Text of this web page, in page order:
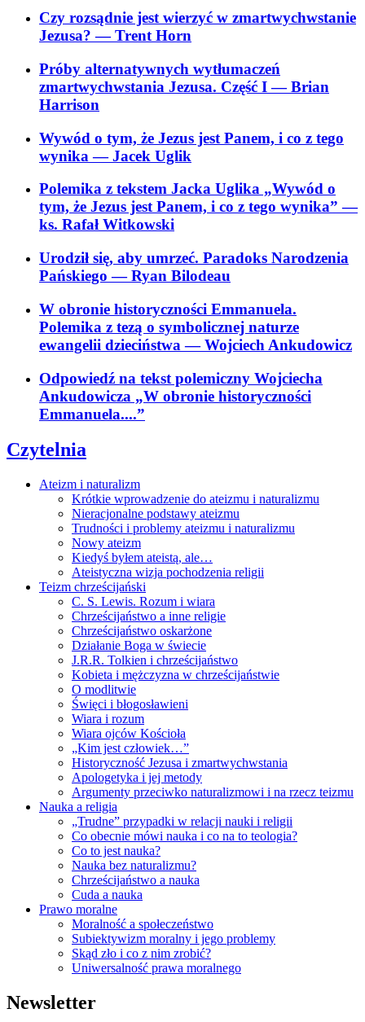
Czy rozsądnie jest wierzyć w zmartwychwstanie
Jezusa?— Trent Horn
Próby alternatywnych wytłumaczeń
zmartwychwstania Jezusa. Część I— Brian
Harrison
Wywód o tym, że Jezus jest Panem, i co z tego
wynika— Jacek Uglik
Polemika z tekstem Jacka Uglika „Wywód o
tym, że Jezus jest Panem, i co z tego wynika”—
ks. Rafał Witkowski
Urodził się, aby umrzeć. Paradoks Narodzenia
Pańskiego— Ryan Bilodeau
W obronie historyczności Emmanuela.
Polemika z tezą o symbolicznej naturze
ewangelii dzieciństwa— Wojciech Ankudowicz
Odpowiedź na tekst polemiczny Wojciecha
Ankudowicza „W obronie historyczności
Emmanuela....”
Czytelnia
Ateizm i naturalizm
Krótkie wprowadzenie do ateizmu i naturalizmu
Nieracjonalne podstawy ateizmu
Trudności i problemy ateizmu i naturalizmu
Nowy ateizm
Kiedyś byłem ateistą, ale…
Ateistyczna wizja pochodzenia religii
Teizm chrześcijański
C. S. Lewis. Rozum i wiara
Chrześcijaństwo a inne religie
Chrześcijaństwo oskarżone
Działanie Boga w świecie
J.R.R. Tolkien i chrześcijaństwo
Kobieta i mężczyzna w chrześcijaństwie
O modlitwie
Święci i błogosławieni
Wiara i rozum
Wiara ojców Kościoła
„Kim jest człowiek…”
Historyczność Jezusa i zmartwychwstania
Apologetyka i jej metody
Argumenty przeciwko naturalizmowi i na rzecz teizmu
Nauka a religia
„Trudne” przypadki w relacji nauki i religii
Co obecnie mówi nauka i co na to teologia?
Co to jest nauka?
Nauka bez naturalizmu?
Chrześcijaństwo a nauka
Cuda a nauka
Prawo moralne
Moralność a społeczeństwo
Subiektywizm moralny i jego problemy
Skąd zło i co z nim zrobić?
Uniwersalność prawa moralnego
Newsletter